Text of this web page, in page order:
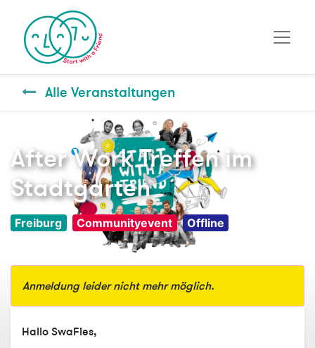
Alle Veranstaltungen
After Work Treffen im
Stadtgarten
Freiburg Communityevent Offline
Anmeldung leider nicht mehr möglich.
Hallo SwaFies,